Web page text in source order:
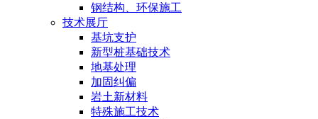
钢结构、环保施工
技术展厅
基坑支护
新型桩基础技术
地基处理
加固纠偏
岩土新材料
特殊施工技术